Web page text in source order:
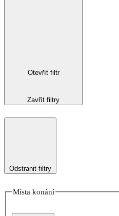
Otevřít filtr
Zavřít filtry
Odstranit filtry
Místa konání